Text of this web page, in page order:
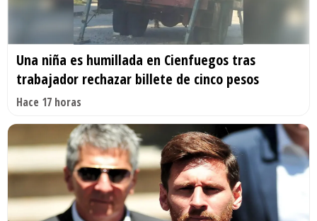
Una niña es humillada en Cienfuegos tras
trabajador rechazar billete de cinco pesos
Hace 17 horas